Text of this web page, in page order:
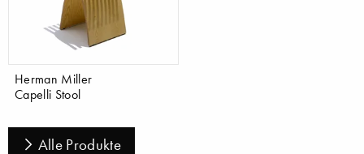
Herman Miller
Capelli Stool
Alle Produkte